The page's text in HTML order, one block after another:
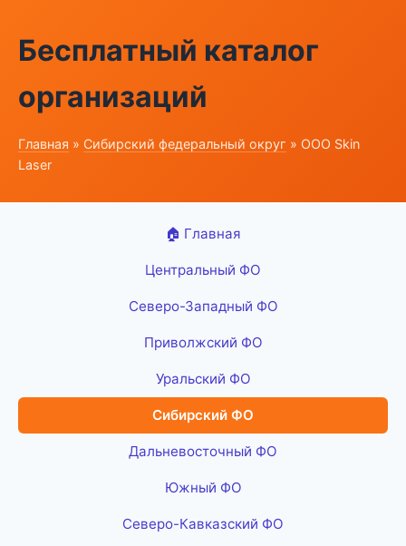
Бесплатный каталог
организаций
Главная » Сибирский федеральный округ » ООО Skin
Laser
🏠 Главная
Центральный ФО
Северо-Западный ФО
Приволжский ФО
Уральский ФО
Сибирский ФО
Дальневосточный ФО
Южный ФО
Северо-Кавказский ФО